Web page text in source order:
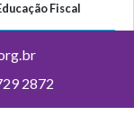
Fiscal
2872